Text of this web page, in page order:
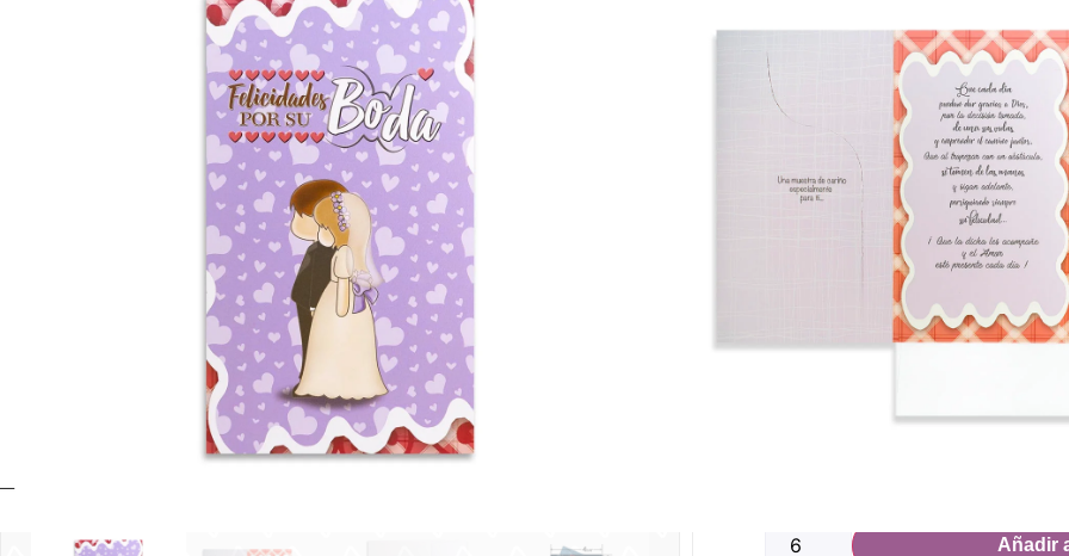
(0reseñas de
SKU:
7-45108-74502-5/ 74502-5
Bodas Tarjetas,
B/.1.80
Tarjeta triple de Boda (Mediana)
PRECIO POR MEDIA DOCENA EN
Añadir